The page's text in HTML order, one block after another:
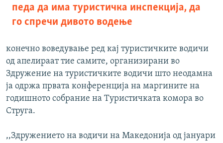
педа да има туристичка инспекција, да
го спречи дивото водење
конечно воведување ред кај туристичките водичи
од апелираат тие самите, организирани во
Здружение на туристичките водичи што неодамна
ја одржа првата конференција на маргините на
годишното собрание на Туристичката комора во
Струга.
,,Здружението на водичи на Македонија од јануари